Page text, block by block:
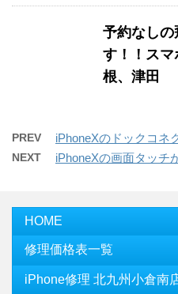
予約なし
す！！ス
根、津田
PREV iPhoneXのドックコネ
NEXT iPhoneXの画面タッ
HOME
修理価格表一覧
iPhone修理 北九州小倉南